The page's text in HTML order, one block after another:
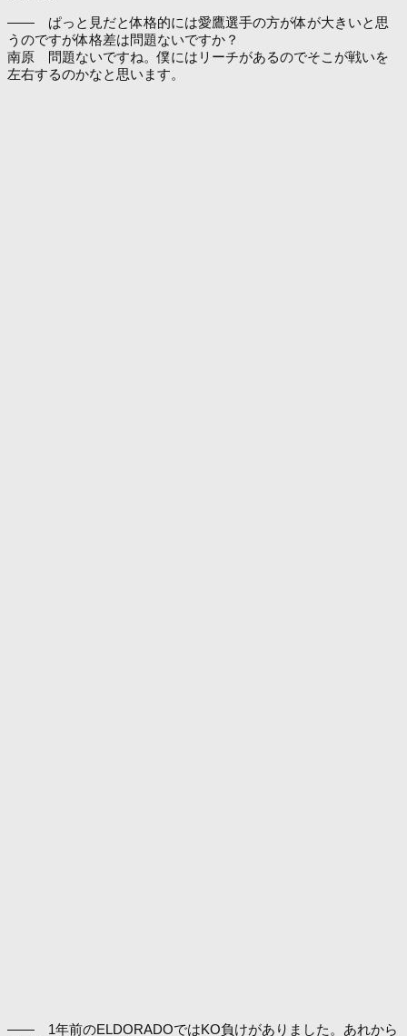
―― ぱっと見だと体格的には愛鷹選手の方が体が大きいと思
うのですが体格差は問題ないですか？
南原 問題ないですね。僕にはリーチがあるのでそこが戦いを
左右するのかなと思います。
―― 1年前のELDORADOではKO負けがありました。あれから